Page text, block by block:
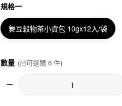
規格一
舞豆穀物茶小資包 10gx12入/袋
數量 (尚可選購 6 件)